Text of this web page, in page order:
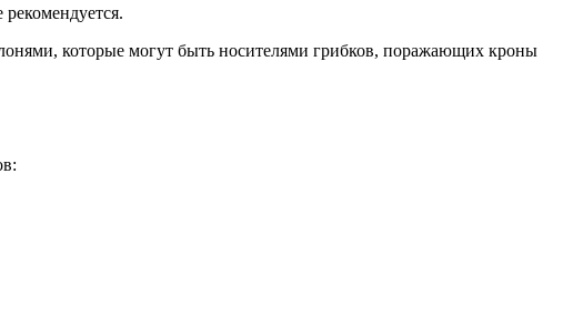
которые могут быть носителями грибков, поражающих кроны